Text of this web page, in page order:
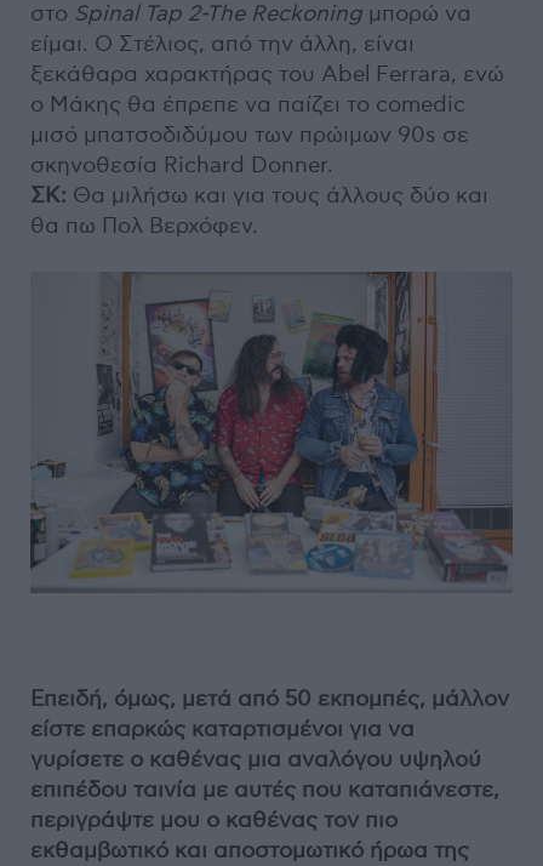
στο Spinal Tap 2-The Reckoning μπορώ να
είμαι. O Στέλιος, από την άλλη, είναι
ξεκάθαρα χαρακτήρας του Abel Ferrara, ενώ
ο Μάκης θα έπρεπε να παίζει το comedic
μισό μπατσοδιδύμου των πρώιμων 90s σε
σκηνοθεσία Richard Donner.
ΣΚ: Θα μιλήσω και για τους άλλους δύο και
θα πω Πολ Βερχόφεν.
Επειδή, όμως, μετά από 50 εκπομπές, μάλλον
είστε επαρκώς καταρτισμένοι για να
γυρίσετε ο καθένας μια αναλόγου υψηλού
επιπέδου ταινία με αυτές που καταπιάνεστε,
περιγράψτε μου ο καθένας τον πιο
εκθαμβωτικό και αποστομωτικό ήρωα της